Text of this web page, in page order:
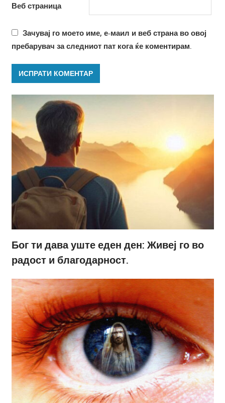
Веб страница
Зачувај го моето име, е-маил и веб страна во овој
пребарувач за следниот пат кога ќе коментирам.
Бог ти дава уште еден ден: Живеј го во
радост и благодарност.